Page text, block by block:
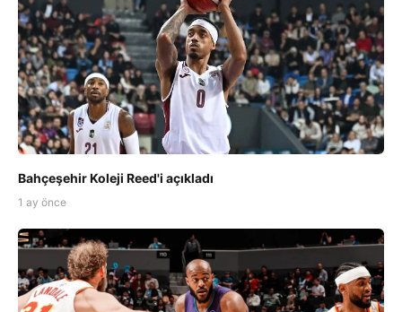
Bahçeşehir Koleji Reed'i açıkladı
1 ay önce